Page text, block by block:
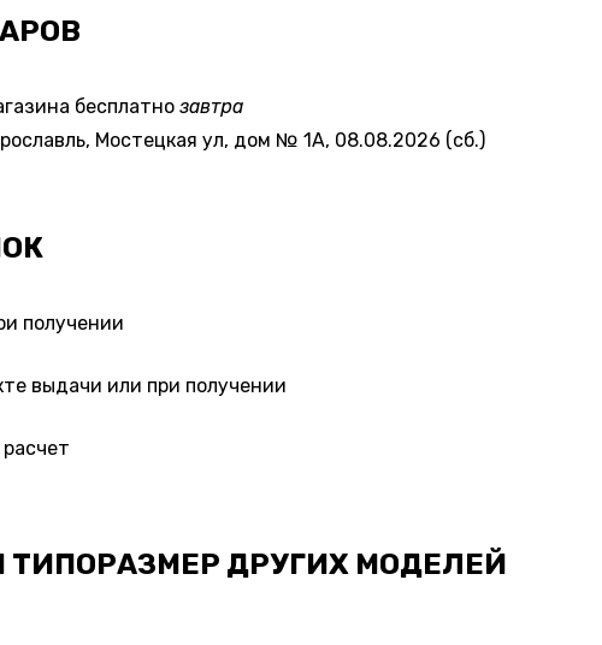
бесплатно завтра
Мостецкая ул, дом № 1А, 08.08.2026 (сб.)
получении
выдачи или при получении
ДРУГИХ МОДЕЛЕЙ